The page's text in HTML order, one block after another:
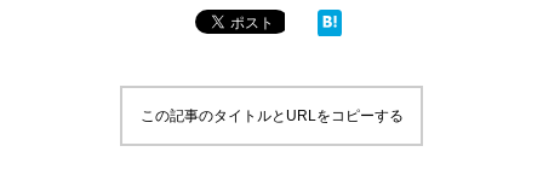
この記事のタイトルとURLをコピーする